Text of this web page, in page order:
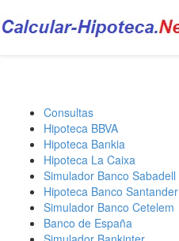
Consultas
Hipoteca BBVA
Hipoteca Bankia
Hipoteca La Caixa
Simulador Banco Sabadell
Hipoteca Banco Santander
Simulador Banco Cetelem
Banco de España